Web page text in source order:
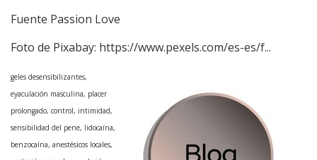
Fuente Passion Love
Foto de Pixabay: https://www.pexels.com/es-es/f...
geles desensibilizantes,
eyaculación masculina, placer
prolongado, control, intimidad,
sensibilidad del pene, lidocaína,
benzocaína, anestésicos locales,